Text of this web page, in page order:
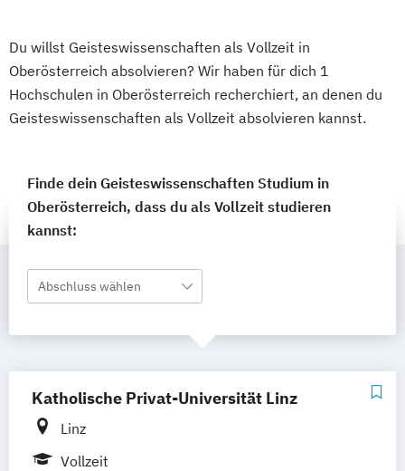
Du willst Geisteswissenschaften als Vollzeit in
Oberösterreich absolvieren? Wir haben für dich 1
Hochschulen in Oberösterreich recherchiert, an denen du
Geisteswissenschaften als Vollzeit absolvieren kannst.
Finde dein Geisteswissenschaften Studium in
Oberösterreich, dass du als Vollzeit studieren
kannst:
Abschluss wählen
Katholische Privat-Universität Linz
Linz
Vollzeit